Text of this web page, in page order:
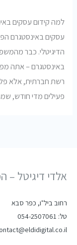
למה קידום עסקים
עסקים באינסטגרם
הדיגיטלי. כבר
באינסטגרם – אתה
רשת חברתית, אלא
פעילים מדי חודש,
אלדי דיגיטל
רחוב ביל"ו, כפר סבא
טל: 054-2507061